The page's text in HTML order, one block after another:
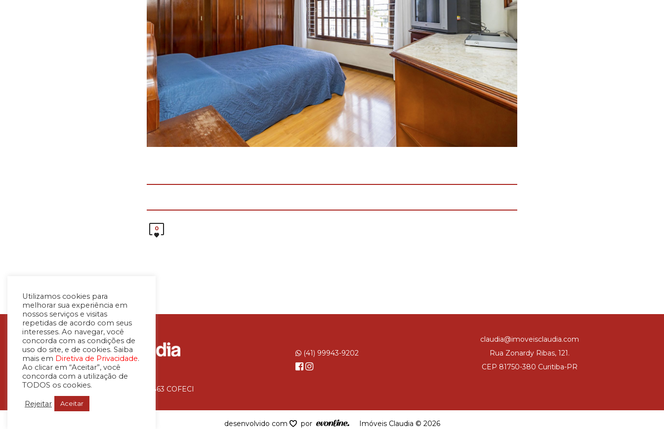
0
Avaliadora Imobiliária – CNAI 36.863 COFECI
(41) 99943-9202
claudia@imoveisclaudia.com
Rua Zonardy Ribas, 121.
CEP 81750-380 Curitiba-PR
desenvolvido com por Imóveis Claudia © 2026
Utilizamos cookies para
melhorar sua experiência em
nossos serviços e visitas
repetidas de acordo com seus
interesses. Ao navegar, você
concorda com as condições de
uso do site, e de cookies. Saiba
mais em Diretiva de Privacidade.
Ao clicar em “Aceitar”, você
concorda com a utilização de
TODOS os cookies.
Rejeitar Aceitar